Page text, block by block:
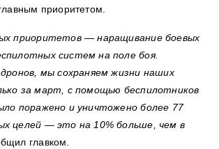
приоритетом.
приоритетов — наращивание боевых
систем на поле боя.
дронов, мы сохраняем жизни наших
за март, с помощью беспилотников
поражено и уничтожено более 77
целей — это на 10% больше, чем в
главком.